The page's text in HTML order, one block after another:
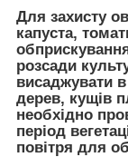
Для захисту
капуста,
розсади
висаджувати
дерев, кущів
необхідно
період
повітря для